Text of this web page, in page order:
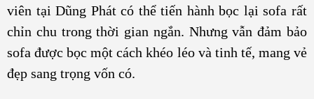
viên tại Dũng Phát có thể tiến hành bọc lại sofa rất
chỉn chu trong thời gian ngắn. Nhưng vẫn đảm bảo
sofa được bọc một cách khéo léo và tinh tế, mang vẻ
đẹp sang trọng vốn có.